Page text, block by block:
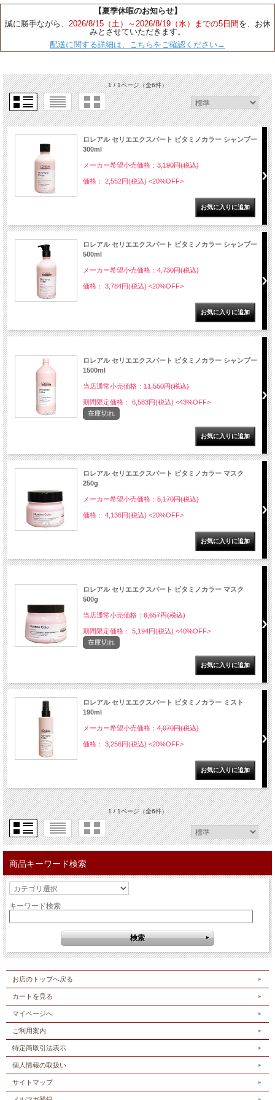
【夏季休暇のお知らせ】
誠に勝手ながら、 2026/8/15（土）～2026/8/19（水）までの5日間 を、お休
みとさせていただきます。
配送に関する詳細は、こちらをご確認ください→
1 / 1ページ（全6件）
ロレアル セリエエクスパート ビタミノカラー シャンプー
300ml
メーカー希望小売価格： 3,190円(税込)
価格： 2,552円(税込) <20%OFF>
ロレアル セリエエクスパート ビタミノカラー シャンプー
500ml
メーカー希望小売価格： 4,730円(税込)
価格： 3,784円(税込) <20%OFF>
ロレアル セリエエクスパート ビタミノカラー シャンプー
1500ml
当店通常小売価格： 11,550円(税込)
期間限定価格： 6,583円(税込) <43%OFF>
在庫切れ
ロレアル セリエエクスパート ビタミノカラー マスク
250g
メーカー希望小売価格： 5,170円(税込)
価格： 4,136円(税込) <20%OFF>
ロレアル セリエエクスパート ビタミノカラー マスク
500g
当店通常小売価格： 8,657円(税込)
期間限定価格： 5,194円(税込) <40%OFF>
在庫切れ
ロレアル セリエエクスパート ビタミノカラー ミスト
190ml
メーカー希望小売価格： 4,070円(税込)
価格： 3,256円(税込) <20%OFF>
1 / 1ページ（全6件）
商品キーワード検索
キーワード検索
お店のトップへ戻る
カートを見る
マイページへ
ご利用案内
特定商取引法表示
個人情報の取扱い
サイトマップ